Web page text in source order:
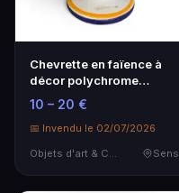
Chevrette en faïence à
décor polychrome
marquée "Atropinum".
10 – 20 €
📅 Invendu le 02/07/2026
Objets d'art & Curiosités
Sens